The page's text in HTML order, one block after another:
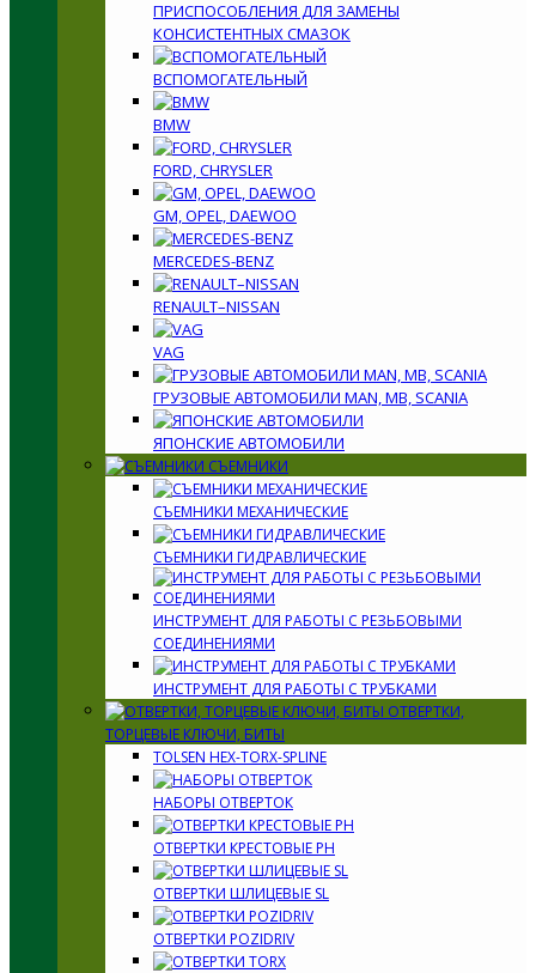
ПРИСПОСОБЛЕНИЯ ДЛЯ ЗАМЕНЫ
КОНСИСТЕНТНЫХ СМАЗОК
ВСПОМОГАТЕЛЬНЫЙ
BMW
FORD, CHRYSLER
GM, OPEL, DAEWOO
MERCEDES-BENZ
RENAULT–NISSAN
VAG
ГРУЗОВЫЕ АВТОМОБИЛИ MAN, MB, SCANIA
ЯПОНСКИЕ АВТОМОБИЛИ
СЪЕМНИКИ
СЪЕМНИКИ МЕХАНИЧЕСКИЕ
СЪЕМНИКИ ГИДРАВЛИЧЕСКИЕ
ИНСТРУМЕНТ ДЛЯ РАБОТЫ С РЕЗЬБОВЫМИ
СОЕДИНЕНИЯМИ
ИНСТРУМЕНТ ДЛЯ РАБОТЫ С ТРУБКАМИ
ОТВЕРТКИ,
ТОРЦЕВЫЕ КЛЮЧИ, БИТЫ
TOLSEN HEX-TORX-SPLINE
НАБОРЫ ОТВЕРТОК
ОТВЕРТКИ КРЕСТОВЫЕ PH
ОТВЕРТКИ ШЛИЦЕВЫЕ SL
ОТВЕРТКИ POZIDRIV